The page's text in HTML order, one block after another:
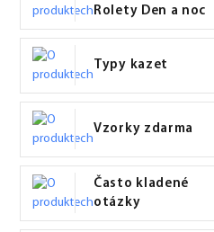
Rolety Den a noc
Typy kazet
Vzorky zdarma
Často kladené
otázky